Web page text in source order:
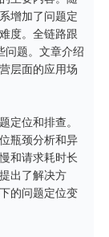
增加了问题定
度。全链路跟
问题。文章介绍
层面的应用场
定位和排查。
瓶颈分析和异
和请求耗时长
出了解决方
的问题定位变